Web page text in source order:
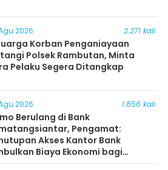
2026 2.271 kali
Korban Penganiayaan
Polsek Rambutan, Minta
Pelaku Segera Ditangkap
2026 1.856 kali
Berulang di Bank
Pengamat:
Akses Kantor Bank
Biaya Ekonomi bagi